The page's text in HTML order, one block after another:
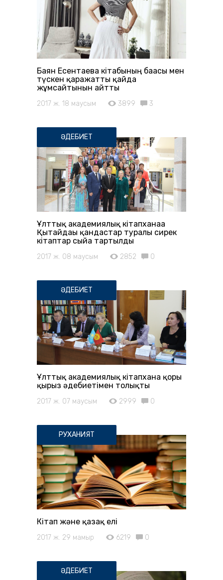
Баян Есентаева кітабының бағасы мен
түскен қаражатты қайда
жұмсайтынын айтты
2017 ж. 18 маусым 3899 3
ӘДЕБИЕТ
Ұлттық академиялық кітапханаға
Қытайдағы қандастар туралы сирек
кітаптар сыйға тартылды
2017 ж. 08 маусым 2852 0
ӘДЕБИЕТ
Ұлттық академиялық кітапхана қоры
қырғыз әдебиетімен толықты
2017 ж. 07 маусым 2999 0
РУХАНИЯТ
Кітап және қазақ елі
2017 ж. 29 мамыр 6219 0
ӘДЕБИЕТ